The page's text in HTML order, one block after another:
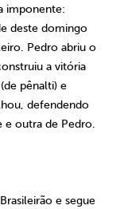
imponente:
deste domingo
Pedro abriu o
a vitória
pênalti) e
defendendo
e outra de Pedro.
e segue